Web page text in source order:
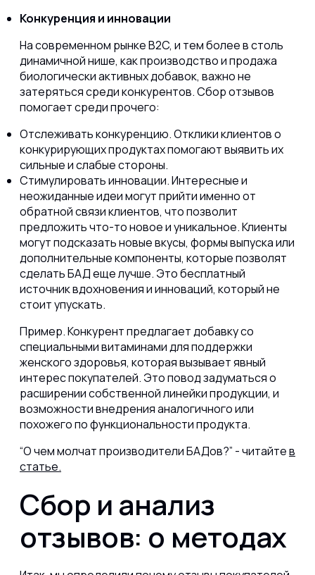
Конкуренция и инновации
На современном рынке B2C, и тем более в столь
динамичной нише, как производство и продажа
биологически активных добавок, важно не
затеряться среди конкурентов. Сбор отзывов
помогает среди прочего:
Отслеживать конкуренцию. Отклики клиентов о
конкурирующих продуктах помогают выявить их
сильные и слабые стороны.
Стимулировать инновации. Интересные и
неожиданные идеи могут прийти именно от
обратной связи клиентов, что позволит
предложить что-то новое и уникальное. Клиенты
могут подсказать новые вкусы, формы выпуска или
дополнительные компоненты, которые позволят
сделать БАД еще лучше. Это бесплатный
источник вдохновения и инноваций, который не
стоит упускать.
Пример. Конкурент предлагает добавку со
специальными витаминами для поддержки
женского здоровья, которая вызывает явный
интерес покупателей. Это повод задуматься о
расширении собственной линейки продукции, и
возможности внедрения аналогичного или
похожего по функциональности продукта.
“О чем молчат производители БАДов?” - читайтев
статье.
Сбор и анализ
отзывов: о методах